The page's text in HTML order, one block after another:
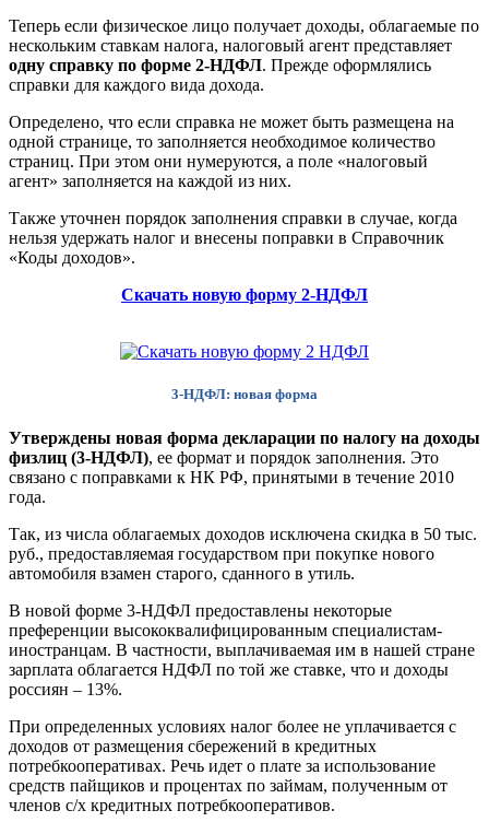
Теперь если физическое лицо получает доходы, облагаемые по
нескольким ставкам налога, налоговый агент представляет
одну справку по форме 2-НДФЛ. Прежде оформлялись
справки для каждого вида дохода.
Определено, что если справка не может быть размещена на
одной странице, то заполняется необходимое количество
страниц. При этом они нумеруются, а поле «налоговый
агент» заполняется на каждой из них.
Также уточнен порядок заполнения справки в случае, когда
нельзя удержать налог и внесены поправки в Справочник
«Коды доходов».
Скачать новую форму 2-НДФЛ
3-НДФЛ: новая форма
Утверждены новая форма декларации по налогу на доходы
физлиц (3-НДФЛ), ее формат и порядок заполнения. Это
связано с поправками к НК РФ, принятыми в течение 2010
года.
Так, из числа облагаемых доходов исключена скидка в 50 тыс.
руб., предоставляемая государством при покупке нового
автомобиля взамен старого, сданного в утиль.
В новой форме 3-НДФЛ предоставлены некоторые
преференции высококвалифицированным специалистам-
иностранцам. В частности, выплачиваемая им в нашей стране
зарплата облагается НДФЛ по той же ставке, что и доходы
россиян – 13%.
При определенных условиях налог более не уплачивается с
доходов от размещения сбережений в кредитных
потребкооперативах. Речь идет о плате за использование
средств пайщиков и процентах по займам, полученным от
членов с/х кредитных потребкооперативов.